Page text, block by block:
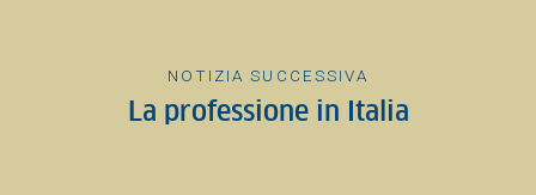
NOTIZIA SUCCESSIVA
La professione in Italia